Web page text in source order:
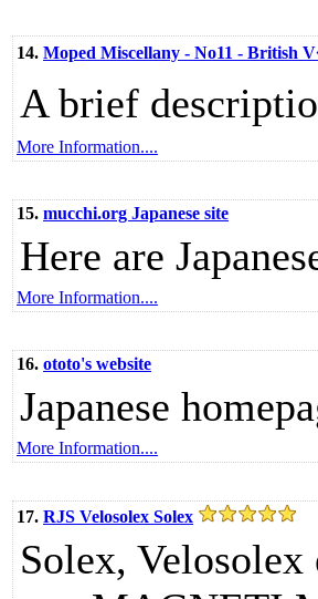
14. Moped Miscellany - No11 - British
A brief
More Information....
15. mucchi.org Japanese site
Here are
More Information....
16. ototo's website
Japanese
More Information....
17. RJS Velosolex Solex
Solex,